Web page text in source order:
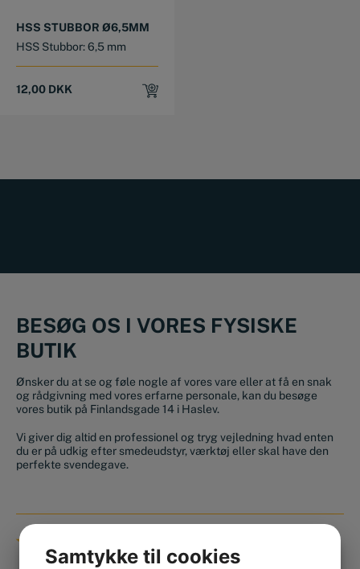
HSS STUBBOR Ø6,5MM
HSS Stubbor: 6,5 mm
12,00 DKK
BESØG OS I VORES FYSISKE
BUTIK
Ønsker du at se og føle nogle af vores vare eller at få en snak
og rådgivning med vores erfarne personale, kan du besøge
vores butik på Finlandsgade 14 i Haslev.
Vi giver dig altid en professionel og tryg vejledning hvad enten
du er på udkig efter smedeudstyr, værktøj eller skal have den
perfekte svendegave.
BUTIK & KONTAKT
Samtykke til cookies